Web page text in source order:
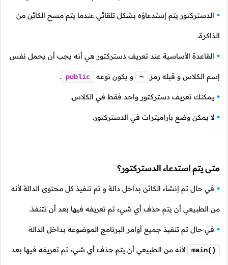
الدستركتور يتم إستدعاؤه بشكل تلقائي عندما يتم مسح الكائن من
الذاكرة.
القاعدة الأساسية عند تعريف دستركتور هي أنه يجب أن يحمل نفس
إسم الكلاس و قبله رمز ~ و يكون نوعه public
.
يمكنك تعريف دستركتور واحد فقط في الكلاس.
لا يمكن وضع باراميترات في الدستركتور.
متى يتم استدعاء الدستركتور؟
في حال تم إنشاء الكائن بداخل دالة و تم تنفيذ كل محتوى الدالة لأنه
من الطبيعي أن يتم حذف أي شيء تم تعريفه فيها بعد أن تتنفذ.
في حال تم تنفيذ جميع أوامر البرنامج الموضوعة بداخل الدالة
main() لأنه من الطبيعي أن يتم حذف أي شيء تم تعريفه فيها بعد